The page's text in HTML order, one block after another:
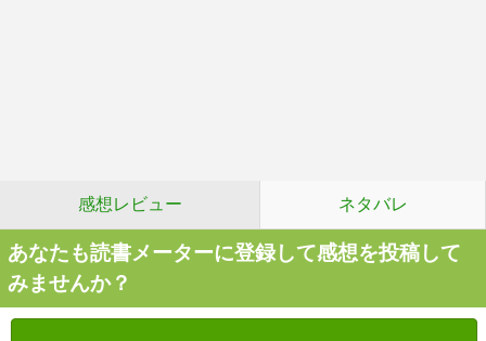
感想レビュー ネタバレ
あなたも読書メーターに登録して感想を投稿して
みませんか？